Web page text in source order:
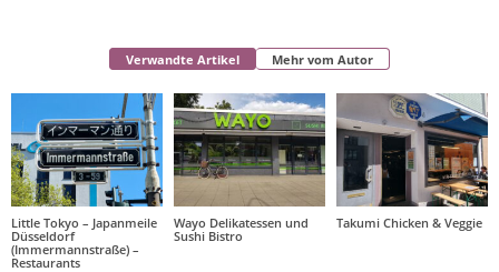
Verwandte Artikel Mehr vom Autor
Little Tokyo – Japanmeile
Düsseldorf
(Immermannstraße) –
Restaurants
Wayo Delikatessen und
Sushi Bistro
Takumi Chicken & Veggie